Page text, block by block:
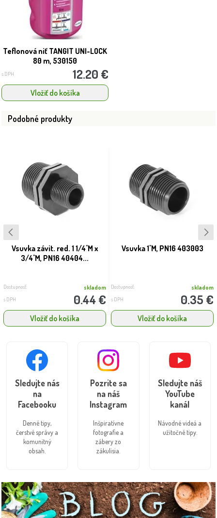
Teflonová niť TANGIT UNI-LOCK
80 m, 530150
s DPH 12.20 €
Vložiť do košíka
Podobné produkty
Vsuvka závit. red. 1 1/4''M x
3/4''M, PN16 40404...
Dostupnosť: skladom
s DPH 0.44 €
Vložiť do košíka
Vsuvka 1''M, PN16 403003
Dostupnosť: skladom
s DPH 0.35 €
Vložiť do košíka
Sledujte nás
na
Facebooku
Denné tipy,
čerstvé správy a
komunitný
obsah.
Pozrite sa
na náš
Instagram
Inšpiratívne
fotografie a
zábery zo
zákulisia.
Sledujte náš
YouTube
kanál
Návodné videá a
užitočné tipy.